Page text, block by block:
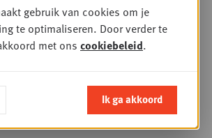
- Sold out
kans niet om het
retaillandschap volledig te
op het shopperprofiel en
onmisbare inzichten in
die sneller verandert dan
gebruik van cookies om je
te optimaliseren. Door verder te
met ons cookiebeleid.
Ik ga akkoord